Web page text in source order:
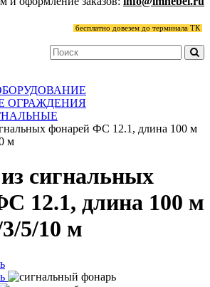
бесплатно довезем до терминала ТК
ОГРАЖДЕНИЯ
фонарей ФС 12.1, длина 100 м
м
сигнальных
12.1, длина 100 м
5/10 м